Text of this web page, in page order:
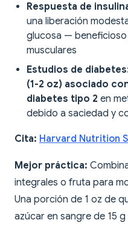
Respuesta de
una liberación
glucosa —
musculares
Estudios de
(1-2 oz) asociado
diabetes tipo 2 en
debido a saciedad y
Cita: Harvard Nutrition
Mejor práctica:
integrales o fruta para
Una porción de 1 oz de
azúcar en sangre de 15